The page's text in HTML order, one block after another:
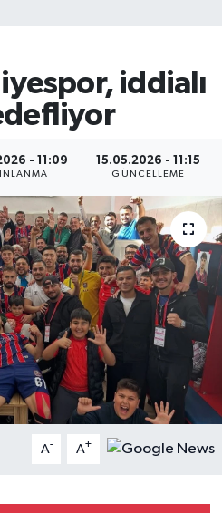
iddialı
- 11:09 15.05.2026 - 11:15
GÜNCELLEME
A- A+